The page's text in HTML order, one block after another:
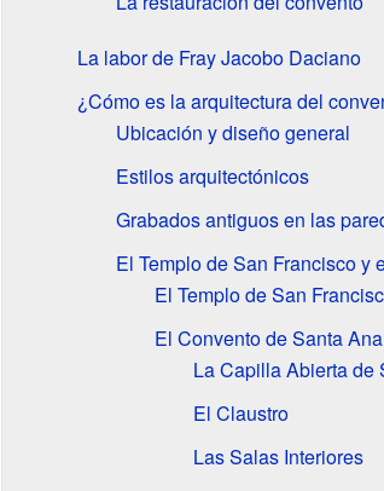
La labor de Fray Jacobo Daciano
¿Cómo es la arquitectura del
Ubicación y diseño general
Estilos arquitectónicos
Grabados antiguos en las
El Templo de San Francisco y
El Templo de San
El Convento de Santa Ana
La Capilla Abierta de
El Claustro
Las Salas Interiores